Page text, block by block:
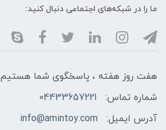
ما را در شبکه‌های اجتماعی دنبال کنید:
هفت روز هفته ، پاسخگوی شما هستیم
شماره تماس:
04433657221
آدرس ایمیل:
info@amintoy.com